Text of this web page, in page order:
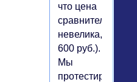
что цена
сравнительно
невелика,
600 руб.).
Мы
протестировали